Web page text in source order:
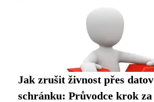
Jak zrušit živnost přes
schránku: Průvodce krok